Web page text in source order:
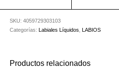
SKU:4059729303103
Categorías:Labiales Líquidos ,LABIOS
Productos relacionados